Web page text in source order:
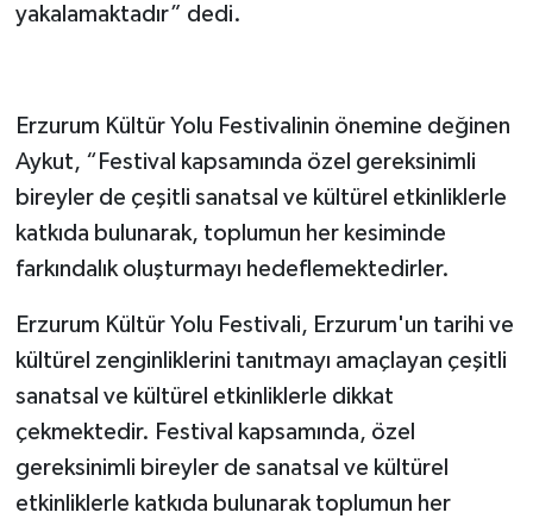
yakalamaktadır” dedi.
Erzurum Kültür Yolu Festivalinin önemine değinen
Aykut, “Festival kapsamında özel gereksinimli
bireyler de çeşitli sanatsal ve kültürel etkinliklerle
katkıda bulunarak, toplumun her kesiminde
farkındalık oluşturmayı hedeflemektedirler.
Erzurum Kültür Yolu Festivali, Erzurum'un tarihi ve
kültürel zenginliklerini tanıtmayı amaçlayan çeşitli
sanatsal ve kültürel etkinliklerle dikkat
çekmektedir. Festival kapsamında, özel
gereksinimli bireyler de sanatsal ve kültürel
etkinliklerle katkıda bulunarak toplumun her